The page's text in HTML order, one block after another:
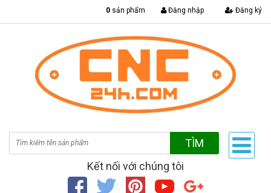
0 sản phẩm Đăng nhập Đăng ký
TÌM
Kết nối với chúng tôi